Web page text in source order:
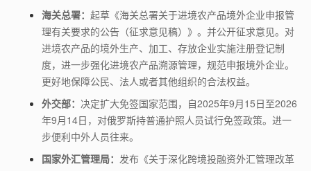
海关总署： 起草《海关总署关于进境农产品境外企业申报管
理有关要求的公告（征求意见稿）》。并公开征求意见。对
进境农产品的境外生产、加工、存放企业实施注册登记制
度，进一步强化进境农产品溯源管理，规范申报境外企业。
更好地保障公民、法人或者其他组织的合法权益。
外交部： 决定扩大免签国家范围，自2025年9月15日至2026
年9月14日，对俄罗斯持普通护照人员试行免签政策。进一
步便利中外人员往来。
国家外汇管理局： 发布《关于深化跨境投融资外汇管理改革